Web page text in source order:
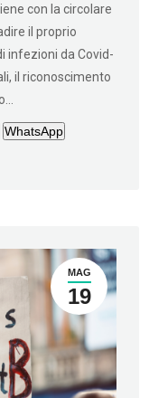
con la circolare
il proprio
infezioni da Covid-
il riconoscimento
WhatsApp
MAG
19